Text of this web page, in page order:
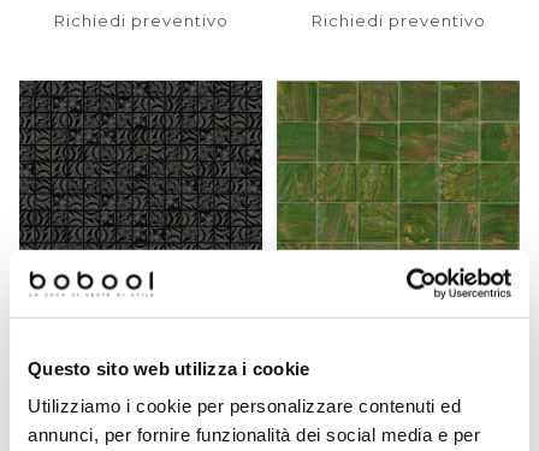
Questo sito web utilizza i cookie
Utilizziamo i cookie per personalizzare contenuti ed
annunci, per fornire funzionalità dei social media e per
Richiedi preventivo Richiedi preventivo
Mosaico in pasta di vetro
nero FL70 con kit
installazione - Flow,
Bisazza
Mosaico in pasta di vetro
verde 50.80 tessere 5x5 cm
con kit installazione -
Gemme, Bisazza